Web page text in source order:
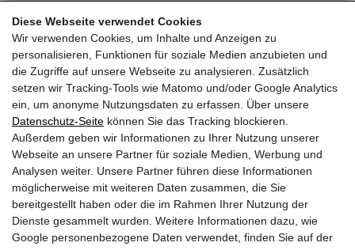
Diese Webseite verwendet Cookies
Wir verwenden Cookies, um Inhalte und Anzeigen zu
personalisieren, Funktionen für soziale Medien anzubieten und
die Zugriffe auf unsere Webseite zu analysieren. Zusätzlich
setzen wir Tracking-Tools wie Matomo und/oder Google Analytics
ein, um anonyme Nutzungsdaten zu erfassen. Über unsere
Datenschutz-Seite können Sie das Tracking blockieren.
Außerdem geben wir Informationen zu Ihrer Nutzung unserer
Webseite an unsere Partner für soziale Medien, Werbung und
Analysen weiter. Unsere Partner führen diese Informationen
möglicherweise mit weiteren Daten zusammen, die Sie
bereitgestellt haben oder die im Rahmen Ihrer Nutzung der
Dienste gesammelt wurden. Weitere Informationen dazu, wie
Google personenbezogene Daten verwendet, finden Sie auf der
SUCHEN
Jänner
HEUTE
2028
Jänner 2028
Es wurden leider keine Veranstaltungen gefunden ....